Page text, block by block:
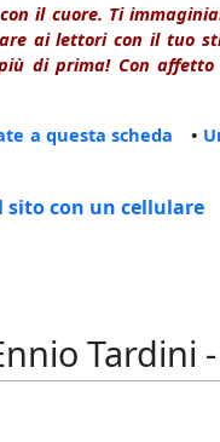
il cuore. Ti
ai lettori con il tuo
di prima! Con
a questa scheda •
sito con un cellulare
Tardini